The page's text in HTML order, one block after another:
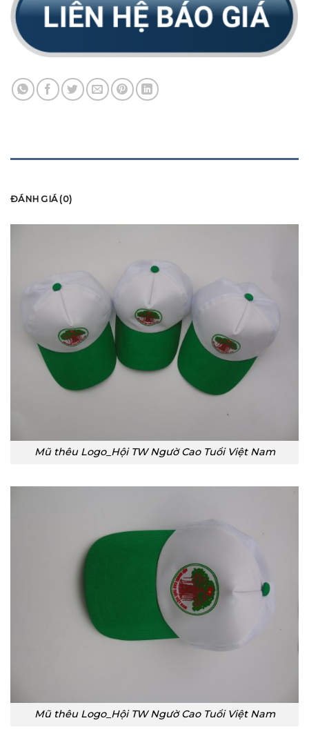
ĐÁNH GIÁ (0)
Mũ thêu Logo_Hội TW Ngườ Cao Tuổi Việt Nam
Mũ thêu Logo_Hội TW Ngườ Cao Tuổi Việt Nam